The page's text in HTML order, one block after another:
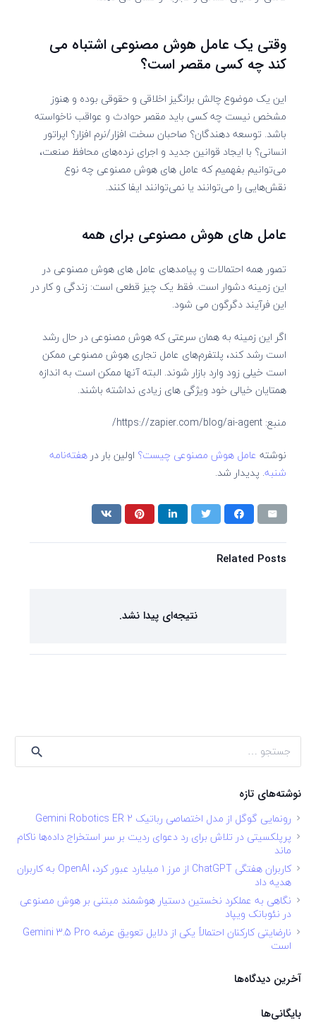
وقتی یک عامل هوش مصنوعی اشتباه می
کند چه کسی مقصر است؟
این یک موضوع چالش برانگیز اخلاقی و حقوقی بوده و هنوز
مشخص نیست چه کسی باید مقصر حوادث و عواقب ناخواسته
باشد. توسعه دهندگان؟ صاحبان سخت افزار/نرم افزار؟ اپراتور
انسانی؟ با ایجاد قوانین جدید و اجرای نرده‌های محافظ صنعت،
می‌توانیم بفهمیم که عامل های هوش مصنوعی چه نوع
نقش‌هایی را می‌توانند یا نمی‌توانند ایفا کنند.
عامل های هوش مصنوعی برای همه
تصور همه احتمالات و پیامدهای عامل های هوش مصنوعی در
این زمینه دشوار است. فقط یک چیز قطعی است: زندگی و کار در
این فرآیند دگرگون می شود.
اگر این زمینه به همان سرعتی که هوش مصنوعی در حال رشد
است رشد کند، پلتفرم‌های عامل تجاری هوش مصنوعی ممکن
است خیلی زود وارد بازار شوند. البته آنها ممکن است به اندازه
همتایان خیالی خود ویژگی های زیادی نداشته باشند.
منبع: https://zapier.com/blog/ai-agent/
نوشته عامل هوش مصنوعی چیست؟ اولین بار در هفته‌نامه
شنبه. پدیدار شد.
Related Posts
نتیجه‌ای پیدا نشد.
برای:
نوشته‌های تازه
رونمایی گوگل از مدل اختصاصی رباتیک Gemini Robotics ER 2
پرپلکسیتی در تلاش برای رد دعوای ردیت بر سر استخراج داده‌ها ناکام
ماند
کاربران هفتگی ChatGPT از مرز ۱ میلیارد عبور کرد، OpenAI به کاربران
هدیه داد
نگاهی به عملکرد نخستین دستیار هوشمند مبتنی بر هوش مصنوعی
در نئوبانک ویپاد
نارضایتی کارکنان احتمالاً یکی از دلایل تعویق عرضه Gemini 3.5 Pro
است
آخرین دیدگاه‌ها
بایگانی‌ها